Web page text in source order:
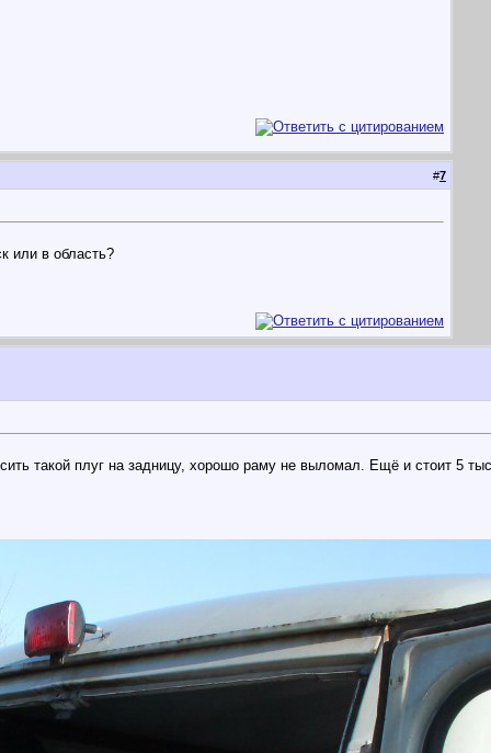
#7
или в область?
такой плуг на задницу, хорошо раму не выломал. Ещё и стоит 5